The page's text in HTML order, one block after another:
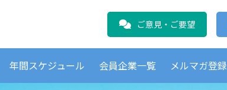
公益財団法人日本ICTテレコムユーザ協会 北海道支部
ご意見・ご要望
年間スケジュール 会員企業一覧 メルマガ登録